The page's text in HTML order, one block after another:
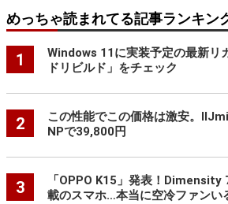
めっちゃ読まれてる記事ランキン
1
Windows 11に実装予定の最新リ
ドリビルド」をチェック
2
この性能でこの価格は激安。
NPで39,800円
3
「OPPO K15」発表！
載のスマホ…本当に空冷ファンい